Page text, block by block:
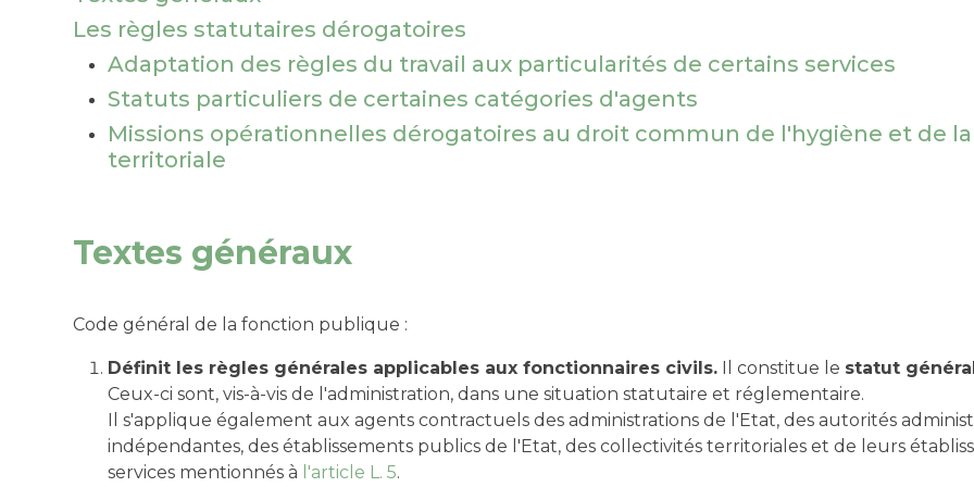
Les règles statutaires dérogatoires
Adaptation des règles du travail aux particularités de certains services
Statuts particuliers de certaines catégories d'agents
Missions opérationnelles dérogatoires au droit commun de l'hygiène et de
territoriale
Textes généraux
Code général de la fonction publique :
Définit les règles générales applicables aux fonctionnaires civils. Il constitue le statut
Ceux-ci sont, vis-à-vis de l'administration, dans une situation statutaire et réglementaire.
Il s'applique également aux agents contractuels des administrations de l'Etat, des autorités
indépendantes, des établissements publics de l'Etat, des collectivités territoriales et de leurs
services mentionnés à l'article L. 5.